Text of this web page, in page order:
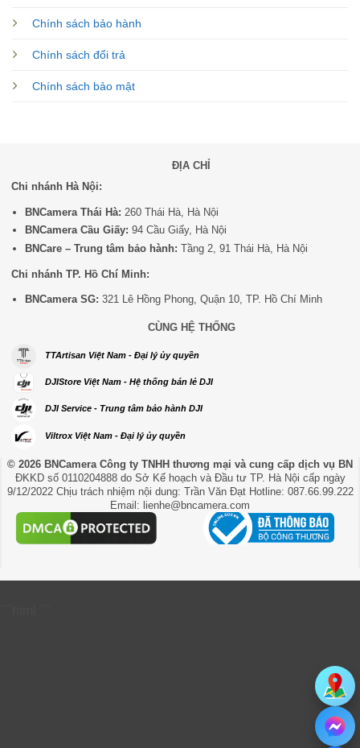
Chính sách bảo hành
Chính sách đổi trả
Chính sách bảo mật
ĐỊA CHỈ
Chi nhánh Hà Nội:
BNCamera Thái Hà: 260 Thái Hà, Hà Nội
BNCamera Cầu Giấy: 94 Cầu Giấy, Hà Nội
BNCare – Trung tâm bảo hành: Tầng 2, 91 Thái Hà, Hà Nội
Chi nhánh TP. Hồ Chí Minh:
BNCamera SG: 321 Lê Hồng Phong, Quận 10, TP. Hồ Chí Minh
CÙNG HỆ THỐNG
TTArtisan Việt Nam - Đại lý ủy quyền
DJIStore Việt Nam - Hệ thống bán lẻ DJI
DJI Service - Trung tâm bảo hành DJI
Viltrox Việt Nam - Đại lý ủy quyền
© 2026 BNCamera Công ty TNHH thương mại và cung cấp dịch vụ BN
ĐKKD số 0110204888 do Sở Kế hoạch và Đầu tư TP. Hà Nội cấp ngày
9/12/2022 Chịu trách nhiệm nội dung: Trần Văn Đạt Hotline: 087.66.99.222
Email: lienhe@bncamera.com